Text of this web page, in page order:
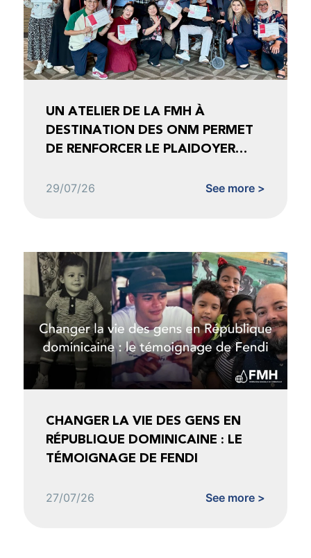
UN ATELIER DE LA FMH À
DESTINATION DES ONM PERMET
DE RENFORCER LE PLAIDOYER
29/07/26 See more >
CHANGER LA VIE DES GENS EN
RÉPUBLIQUE DOMINICAINE : LE
TÉMOIGNAGE DE FENDI
27/07/26 See more >